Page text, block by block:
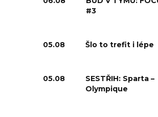
#3
05.08 Šlo to trefit i lépe
05.08
SESTŘIH: Sparta –
Olympique